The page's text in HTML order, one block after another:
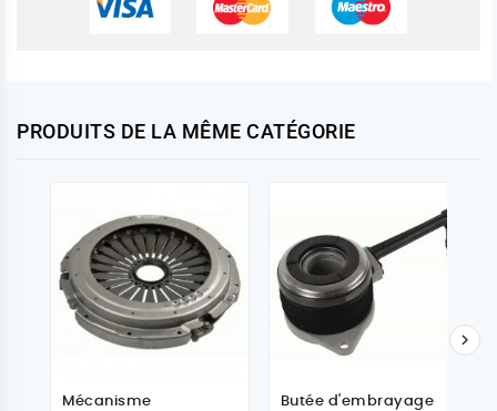
PRODUITS DE LA MÊME CATÉGORIE
Mécanisme
Butée d'embrayage
